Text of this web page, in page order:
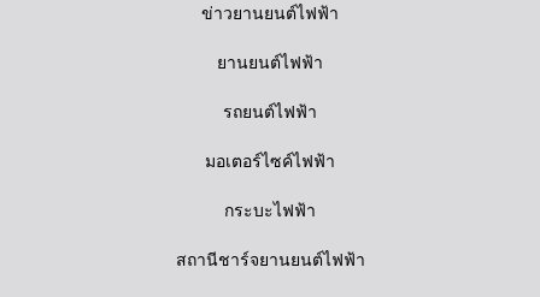
ข่าวยานยนต์ไฟฟ้า
ยานยนต์ไฟฟ้า
รถยนต์ไฟฟ้า
มอเตอร์ไซค์ไฟฟ้า
กระบะไฟฟ้า
สถานีชาร์จยานยนต์ไฟฟ้า